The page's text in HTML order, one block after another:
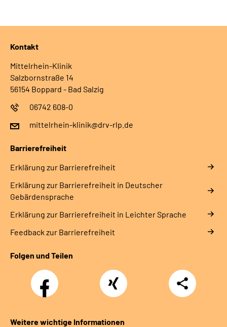
Kontakt
Mittelrhein-Klinik
Salzbornstraße 14
56154 Boppard - Bad Salzig
06742 608-0
mittelrhein-klinik@drv-rlp.de
Barrierefreiheit
Erklärung zur Barrierefreiheit
Erklärung zur Barrierefreiheit in Deutscher
Gebärdensprache
Erklärung zur Barrierefreiheit in Leichter Sprache
Feedback zur Barrierefreiheit
Folgen und Teilen
Facebook Xing
Teilen
Weitere wichtige Informationen